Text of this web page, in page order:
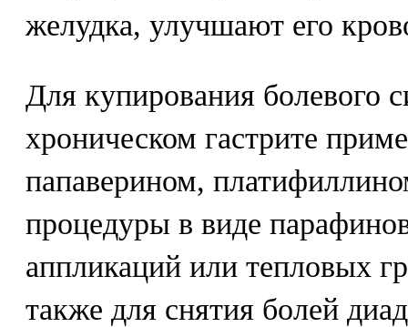
желудка, улучшают его
Для купирования болевого
хроническом гастрите
папаверином,
процедуры в виде
аппликаций или тепловых
также для снятия болей